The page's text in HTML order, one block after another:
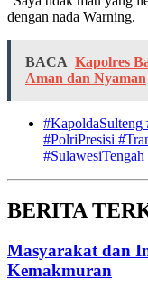
dengan nada Warning.
BACA Kapolres
Aman dan Nyaman
#KapoldaSulteng
#PolriPresisi
#SulawesiTengah
BERITA
Masyarakat dan
Kemakmuran